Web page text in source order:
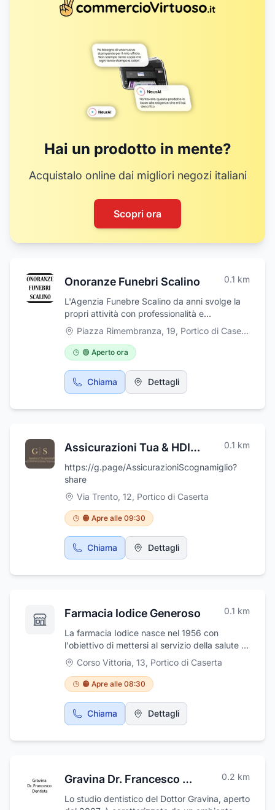
Hai un prodotto in mente?
Acquistalo online dai migliori negozi italiani
Scopri ora
Onoranze Funebri Scalino 0.1 km
L'Agenzia Funebre Scalino da anni svolge la
propri attività con professionalità e
discrezione occupandosi dei servizi funebri
fornendo servizi di alta professionalità e
qualità. L'agenzia è operativa in città e su tutti
comuni limitrofi della provincia di Caserta,
fornendo servizi di inumazioni, tumulazioni,
cremazioni, trasporto della salma, affissione
partecipazione, fornitura di casse ed articoli
reperibili h24 e festivi.
Piazza Rimembranza, 19, Portico di Caserta
🟢 Aperto ora
Chiama Dettagli
Assicurazioni Tua & HDI di Gianluca Scognamiglio 0.1 km
https://g.page/AssicurazioniScognamiglio?
share
Via Trento, 12, Portico di Caserta
🟠 Apre alle 09:30
Chiama Dettagli
Farmacia Iodice Generoso 0.1 km
La farmacia Iodice nasce nel 1956 con
l'obiettivo di mettersi al servizio della salute e
del benessere dei cittadini. È composta da un
gruppo di professionisti affiatati che lavora
seriamente per offrire, sempre unitamente a
cordialità e disponibilità, informazioni utili. È
disponibile una vasta gamma di alimenti per
celiaci delle migliori marche tra cui Biaglut,
È, inoltre, possibile trovare un assortimento di
farmacia è specializzata in medicina
secondo cui, per curare una malattia o un
Corso Vittoria, 13, Portico di Caserta
🟠 Apre alle 08:30
Chiama Dettagli
Gravina Dr. Francesco Dentista 0.2 km
Lo studio dentistico del Dottor Gravina, aperto